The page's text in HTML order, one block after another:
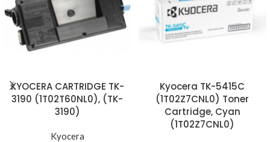
KYOCERA CARTRIDGE TK-
3190 (1T02T60NL0), (TK-
3190)
Kyocera
Kyocera TK-5415C
(1T02Z7CNL0) Toner
Cartridge, Cyan
(1T02Z7CNL0)